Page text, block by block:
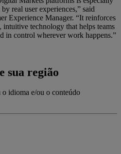
real user experiences,” said
Experience Manager. “It reinforces
technology that helps teams
in control wherever work happens.”
sua região
o idioma e/ou o conteúdo